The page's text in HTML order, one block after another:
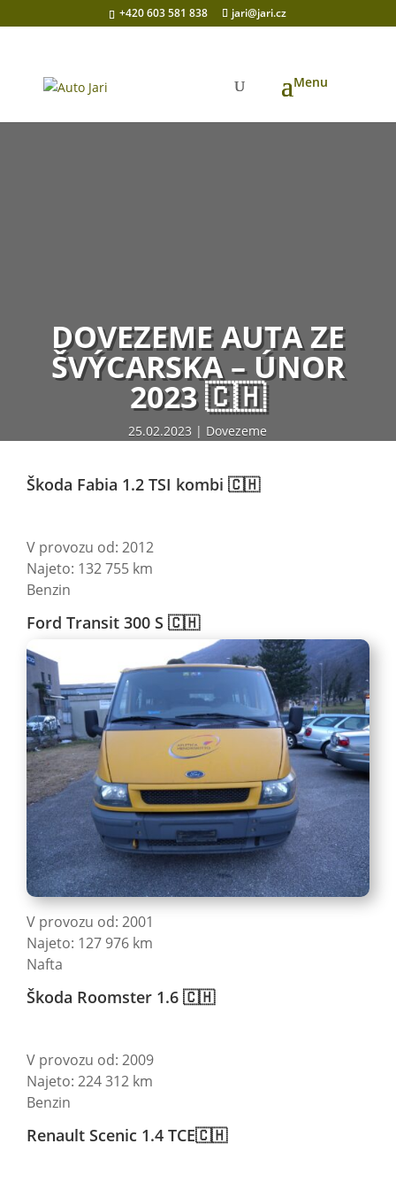
+420 603 581 838 jari@jari.cz
DOVEZEME AUTA ZE
ŠVÝCARSKA – ÚNOR
2023 🇨🇭
25.02.2023 Dovezeme
Škoda Fabia 1.2 TSI kombi 🇨🇭
V provozu od: 2012
Najeto: 132 755 km
Benzin
Ford Transit 300 S 🇨🇭
V provozu od: 2001
Najeto: 127 976 km
Nafta
Škoda Roomster 1.6 🇨🇭
V provozu od: 2009
Najeto: 224 312 km
Benzin
Renault Scenic 1.4 TCE🇨🇭